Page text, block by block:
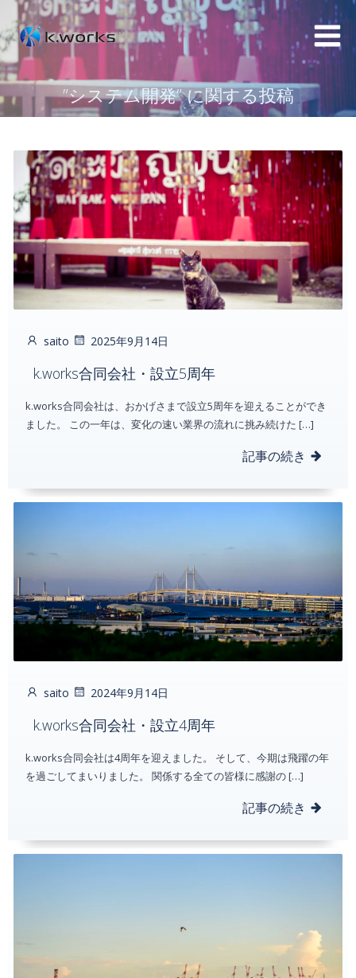
コ
ン
テ
ン
ツ
へ
キ
ッ
プ
”システム開発” に関する投稿
saito 2025年9月14日
k.works合同会社・設立5周年
k.works合同会社は、おかげさまで設立5周年を迎えることができ
ました。 この一年は、変化の速い業界の流れに挑み続けた […]
記事の続き
saito 2024年9月14日
k.works合同会社・設立4周年
k.works合同会社は4周年を迎えました。 そして、今期は飛躍の年
を過ごしてまいりました。 関係する全ての皆様に感謝の […]
記事の続き